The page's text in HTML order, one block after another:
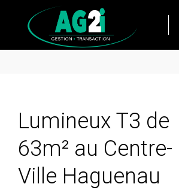
Lumineux T3 de
63m² au Centre-
Ville Haguenau